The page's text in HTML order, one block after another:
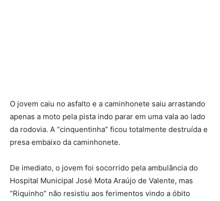
O jovem caiu no asfalto e a caminhonete saiu arrastando
apenas a moto pela pista indo parar em uma vala ao lado
da rodovia. A “cinquentinha” ficou totalmente destruída e
presa embaixo da caminhonete.
De imediato, o jovem foi socorrido pela ambulância do
Hospital Municipal José Mota Araújo de Valente, mas
“Riquinho” não resistiu aos ferimentos vindo a óbito